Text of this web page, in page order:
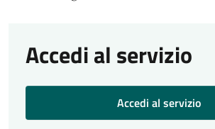
Accedi al servizio
Accedi al servizio